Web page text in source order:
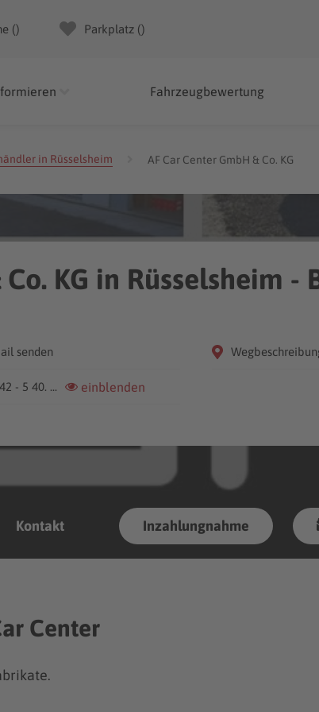
() Parkplatz ()
Fahrzeugbewertung
in Rüsselsheim AF Car Center GmbH & Co. KG
Kontakt Inzahlungnahme
KG in Rüsselsheim -
senden
- 5 40. ... einblenden
Center